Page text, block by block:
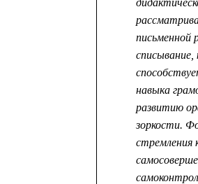
письменной
навыка
развитию
зоркости.
стремления